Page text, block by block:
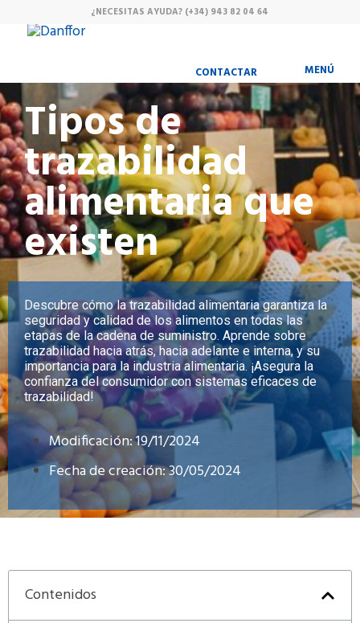
¿NECESITAS AYUDA? (+34) 943 82 04 64
CONTACTAR MENÚ
Tipos de
trazabilidad
alimentaria que
existen
Descubre cómo la trazabilidad alimentaria garantiza la
seguridad y calidad de los alimentos en todas las
etapas de la cadena de suministro. Aprende sobre
trazabilidad hacia atrás, hacia adelante e interna, y su
importancia para la industria alimentaria. ¡Asegura la
confianza del consumidor con sistemas eficaces de
trazabilidad!
Modificación: 19/11/2024
Fecha de creación:30/05/2024
Contenidos